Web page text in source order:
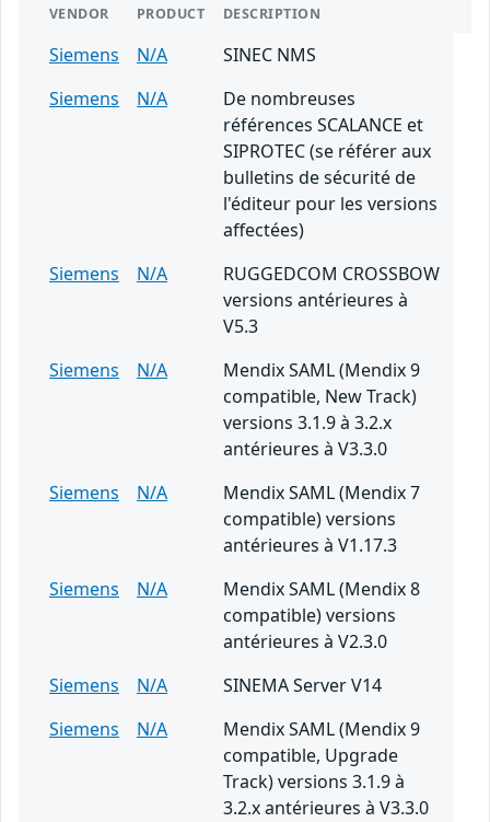
VENDOR PRODUCT DESCRIPTION
Siemens N/A
SINEC NMS
Siemens
N/A
De nombreuses
références SCALANCE et
SIPROTEC (se référer aux
bulletins de sécurité de
l'éditeur pour les versions
affectées)
Siemens
N/A
RUGGEDCOM CROSSBOW
versions antérieures à
V5.3
Siemens
N/A
Mendix SAML (Mendix 9
compatible, New Track)
versions 3.1.9 à 3.2.x
antérieures à V3.3.0
Siemens
N/A
Mendix SAML (Mendix 7
compatible) versions
antérieures à V1.17.3
Siemens
N/A
Mendix SAML (Mendix 8
compatible) versions
antérieures à V2.3.0
Siemens
N/A
SINEMA Server V14
Siemens
N/A
Mendix SAML (Mendix 9
compatible, Upgrade
Track) versions 3.1.9 à
3.2.x antérieures à V3.3.0